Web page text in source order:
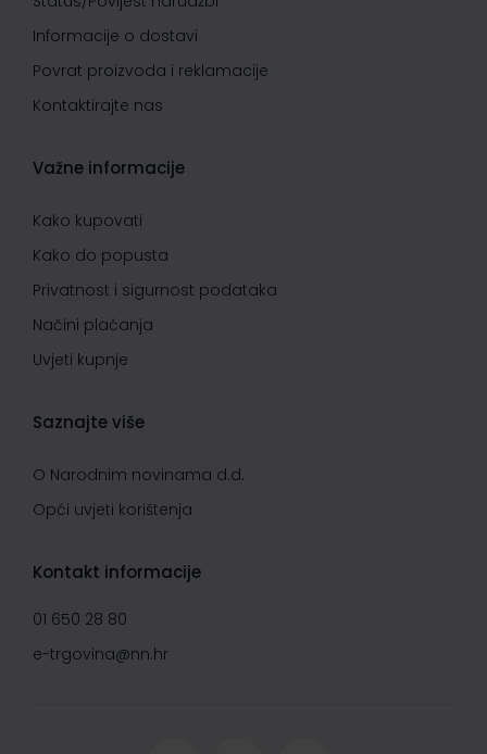
Informacije o dostavi
Povrat proizvoda i reklamacije
Kontaktirajte nas
Važne informacije
Kako kupovati
Kako do popusta
Privatnost i sigurnost podataka
Načini plaćanja
Uvjeti kupnje
Saznajte više
O Narodnim novinama d.d.
Opći uvjeti korištenja
Kontakt informacije
01 650 28 80
e-trgovina@nn.hr